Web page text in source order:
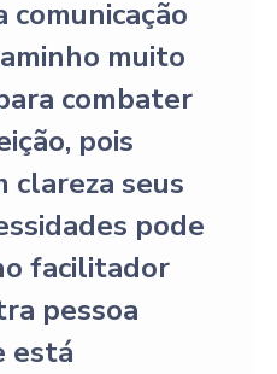
comunicação
muito
combater
pois
clareza seus
pode
facilitador
pessoa
está